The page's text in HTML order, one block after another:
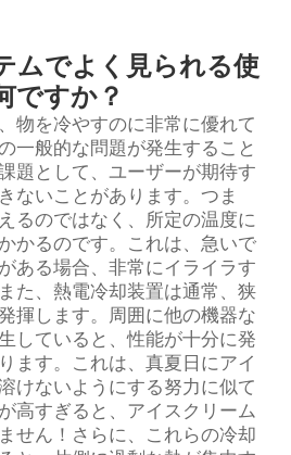
ムでよく見られる使
ですか？
物を冷やすのに非常に優れて
一般的な問題が発生すること
題として、ユーザーが期待す
ないことがあります。つま
るのではなく、所定の温度に
かるのです。これは、急いで
ある場合、非常にイライラす
た、熱電冷却装置は通常、狭
揮します。周囲に他の機器な
していると、性能が十分に発
ます。これは、真夏日にアイ
けないようにする努力に似て
高すぎると、アイスクリーム
せん！さらに、これらの冷却